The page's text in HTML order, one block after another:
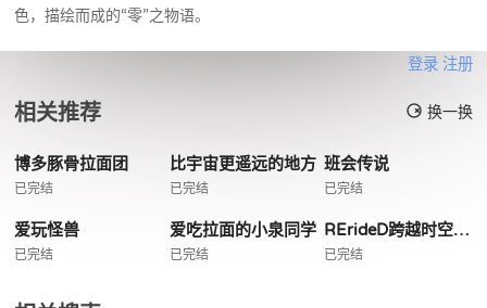
色，描绘而成的“零”之物语。
登录 注册
相关推荐 换一换
博多豚骨拉面团
已完结
比宇宙更遥远的地方
已完结
班会传说
已完结
爱玩怪兽
已完结
爱吃拉面的小泉同学
已完结
RErideD跨越时空的德里达
已完结